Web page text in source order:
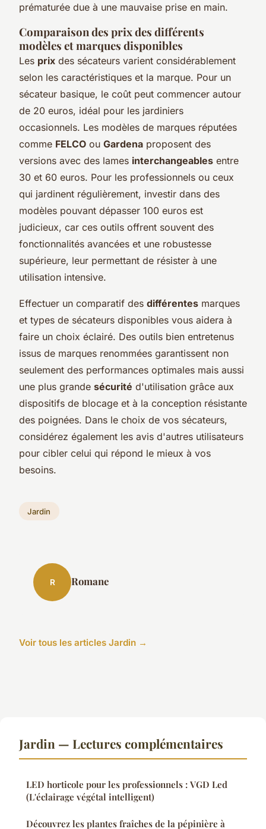
prématurée due à une mauvaise prise en main.
Comparaison des prix des différents
modèles et marques disponibles
Les prix des sécateurs varient considérablement
selon les caractéristiques et la marque. Pour un
sécateur basique, le coût peut commencer autour
de 20 euros, idéal pour les jardiniers
occasionnels. Les modèles de marques réputées
comme FELCO ou Gardena proposent des
versions avec des lames interchangeables entre
30 et 60 euros. Pour les professionnels ou ceux
qui jardinent régulièrement, investir dans des
modèles pouvant dépasser 100 euros est
judicieux, car ces outils offrent souvent des
fonctionnalités avancées et une robustesse
supérieure, leur permettant de résister à une
utilisation intensive.
Effectuer un comparatif des différentes marques
et types de sécateurs disponibles vous aidera à
faire un choix éclairé. Des outils bien entretenus
issus de marques renommées garantissent non
seulement des performances optimales mais aussi
une plus grande sécurité d'utilisation grâce aux
dispositifs de blocage et à la conception résistante
des poignées. Dans le choix de vos sécateurs,
considérez également les avis d'autres utilisateurs
pour cibler celui qui répond le mieux à vos
besoins.
Jardin
R Romane
Voir tous les articles Jardin →
Jardin — Lectures complémentaires
LED horticole pour les professionnels : VGD Led
(L'éclairage végétal intelligent)
Découvrez les plantes fraîches de la pépinière à